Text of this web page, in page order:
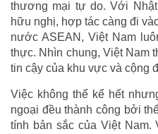
thương mại tự do. Với
hữu nghị, hợp tác càng đi
nước ASEAN, Việt Nam
thực. Nhìn chung, Việt Nam
tin cậy của khu vực và cộng
Việc không thể kể hết
ngoại đều thành công bởi
tính bản sắc của Việt Nam.